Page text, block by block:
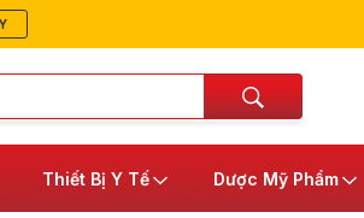
Thiết Bị Y Tế Dược Mỹ Phẩm